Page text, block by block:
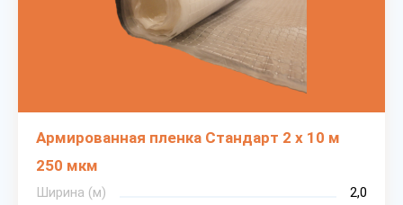
Армированная пленка Стандарт 2 х 10 м
250 мкм
Ширина (м)
2,0